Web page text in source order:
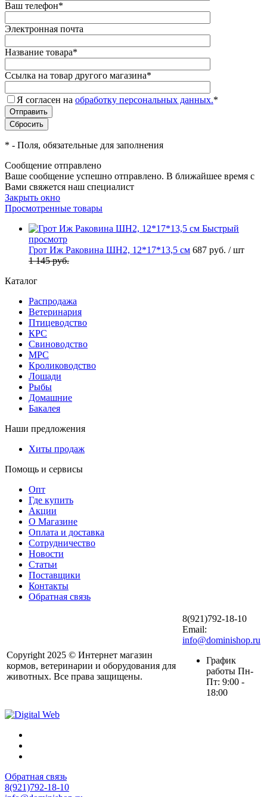
Ваш телефон*
Электронная почта
Название товара*
Ссылка на товар другого магазина*
Я согласен на обработку персональных данных.*
* - Поля, обязательные для заполнения
Сообщение отправлено
Ваше сообщение успешно отправлено. В ближайшее время с
Вами свяжется наш специалист
Закрыть окно
Просмотренные товары
Быстрый
просмотр
Грот Иж Раковина ШН2, 12*17*13,5 см 687 руб. / шт
1 145руб.
Каталог
Распродажа
Ветеринария
Птицеводство
КРС
Свиноводство
МРС
Кролиководство
Лошади
Рыбы
Домашние
Бакалея
Наши предложения
Хиты продаж
Помощь и сервисы
Опт
Где купить
Акции
О Магазине
Оплата и доставка
Сотрудничество
Новости
Статьи
Поставщики
Контакты
Обратная связь
Copyright 2025 © Интернет магазин
кормов, ветеринарии и оборудования для
животных. Все права защищены.
8(921)792-18-10
Email:
info@dominishop.ru
График
работы Пн-
Пт: 9:00 -
18:00
Обратная связь
8(921)792-18-10